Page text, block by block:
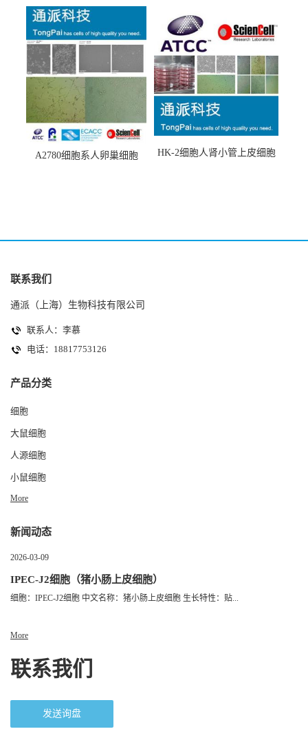
(A549细胞)
A2780细胞系人卵巢细胞
HK-2细胞人肾小管上皮细胞
联系我们
通派（上海）生物科技有限公司
联系人：李慕
电话：18817753126
产品分类
细胞
大鼠细胞
人源细胞
小鼠细胞
More
新闻动态
2026-03-09
IPEC-J2细胞（猪小肠上皮细胞）
细胞：IPEC-J2细胞 中文名称：猪小肠上皮细胞 生长特性：贴...
More
联系我们
发送询盘